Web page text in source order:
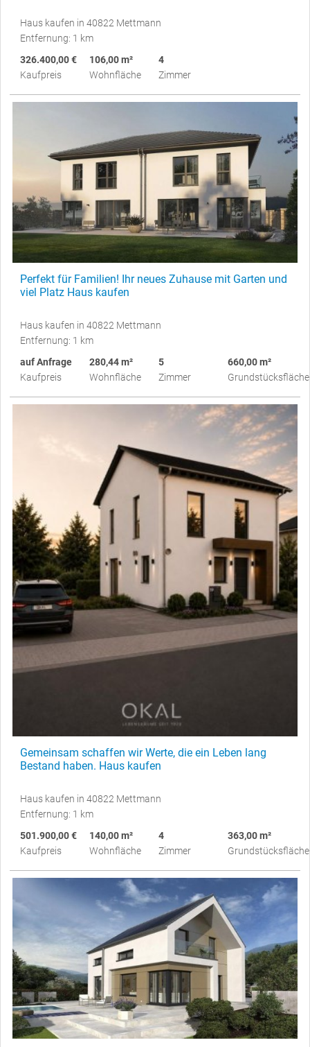
Haus kaufen in 40822 Mettmann
Entfernung: 1 km
326.400,00 €
Kaufpreis
106,00 m²
Wohnfläche
4
Zimmer
Perfekt für Familien! Ihr neues Zuhause mit Garten und
viel Platz Haus kaufen
Haus kaufen in 40822 Mettmann
Entfernung: 1 km
auf Anfrage
Kaufpreis
280,44 m²
Wohnfläche
5
Zimmer
660,00 m²
Grundstücksfläche
Gemeinsam schaffen wir Werte, die ein Leben lang
Bestand haben. Haus kaufen
Haus kaufen in 40822 Mettmann
Entfernung: 1 km
501.900,00 €
Kaufpreis
140,00 m²
Wohnfläche
4
Zimmer
363,00 m²
Grundstücksfläche